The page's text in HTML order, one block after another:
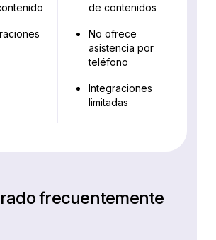
de contenidos
No ofrece
asistencia por
teléfono
Integraciones
limitadas
frecuentemente